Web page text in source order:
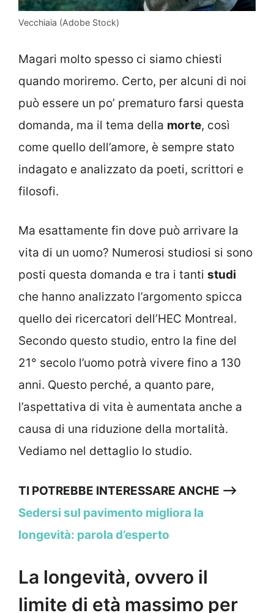
Vecchiaia (Adobe Stock)
Magari molto spesso ci siamo chiesti
quando moriremo. Certo, per alcuni di noi
può essere un po’ prematuro farsi questa
domanda, ma il tema della morte, così
come quello dell’amore, è sempre stato
indagato e analizzato da poeti, scrittori e
filosofi.
Ma esattamente fin dove può arrivare la
vita di un uomo? Numerosi studiosi si sono
posti questa domanda e tra i tanti studi
che hanno analizzato l’argomento spicca
quello dei ricercatori dell’HEC Montreal.
Secondo questo studio, entro la fine del
21° secolo l’uomo potrà vivere fino a 130
anni. Questo perché, a quanto pare,
l’aspettativa di vita è aumentata anche a
causa di una riduzione della mortalità.
Vediamo nel dettaglio lo studio.
TI POTREBBE INTERESSARE ANCHE –>
Sedersi sul pavimento migliora la
longevità: parola d’esperto
La longevità, ovvero il
limite di età massimo per